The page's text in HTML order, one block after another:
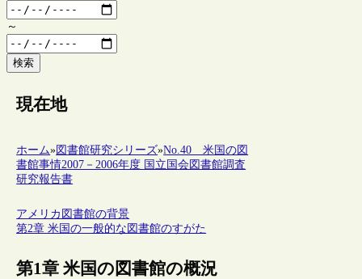
～
検索
現在地
ホーム»図書館研究シリーズ»No.40 米国の図
書館事情2007－2006年度 国立国会図書館調査
研究報告書
アメリカ図書館の背景
第2章 米国の一般的な図書館のすがた
第1章 米国の図書館の概況